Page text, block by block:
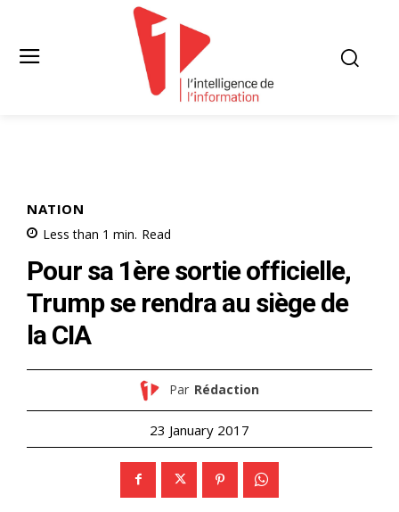
NATION
Less than 1 min. Read
Pour sa 1ère sortie officielle,
Trump se rendra au siège de
la CIA
Par Rédaction
23 January 2017